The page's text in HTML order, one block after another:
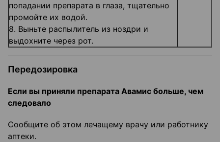
попадании препарата в глаза, тщательно
промойте их водой.
8. Выньте распылитель из ноздри и
выдохните через рот.
Передозировка
Если вы приняли препарата Авамис больше, чем
следовало
Сообщите об этом лечащему врачу или работнику
аптеки.